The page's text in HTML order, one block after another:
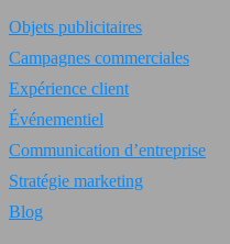
Objets publicitaires
Campagnes commerciales
Expérience client
Événementiel
Communication d’entreprise
Stratégie marketing
Blog